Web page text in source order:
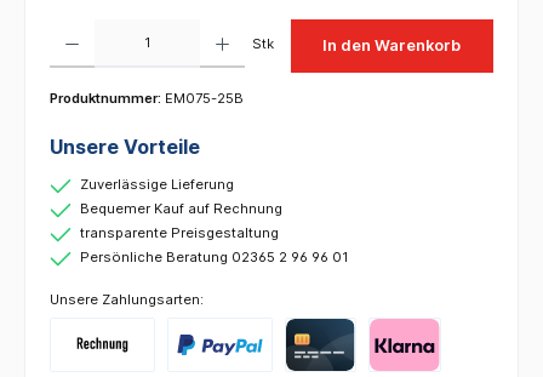
Stk In den Warenkorb
Produktnummer: EM075-25B
Unsere Vorteile
Zuverlässige Lieferung
Bequemer Kauf auf Rechnung
transparente Preisgestaltung
Persönliche Beratung 02365 2 96 96 01
Unsere Zahlungsarten: